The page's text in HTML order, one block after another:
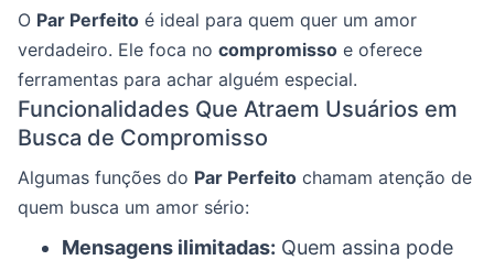
O Par Perfeito é ideal para quem quer um amor
verdadeiro. Ele foca no compromisso e oferece
ferramentas para achar alguém especial.
Funcionalidades Que Atraem Usuários em
Busca de Compromisso
Algumas funções do Par Perfeito chamam atenção de
quem busca um amor sério:
Mensagens ilimitadas: Quem assina pode